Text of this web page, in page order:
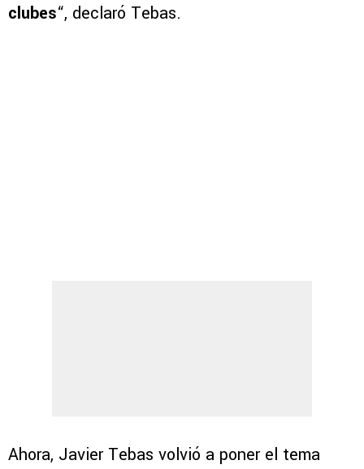
clubes“, declaró Tebas.
Ahora, Javier Tebas volvió a poner el tema